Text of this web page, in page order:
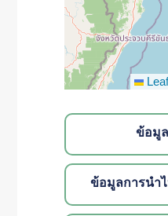
ข้อมู
ข้อมูลการนำ